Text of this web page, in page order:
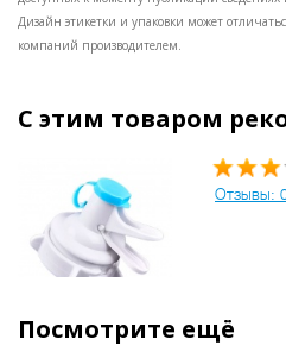
Дизайн этикетки и упаковки может
компаний производителем.
С этим товаром
Отзывы:
КРАН-КЛАПАН ДЛЯ БУТЫЛИ
Посмотрите ещё